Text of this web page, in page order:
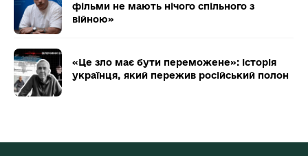
фільми не мають нічого спільного з
війною»
«Це зло має бути переможене»: історія
українця, який пережив російський полон